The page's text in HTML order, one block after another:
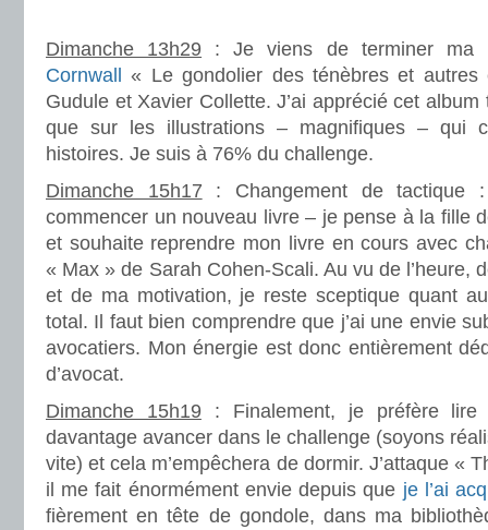
Dimanche 13h29 : Je viens de terminer ma
Cornwall
« Le gondolier des ténèbres et
Gudule et Xavier Collette. J’ai apprécié cet
que sur les illustrations – magnifiques – qui
histoires. Je suis à 76% du challenge.
Dimanche 15h17 : Changement de tactique
commencer un nouveau livre – je pense à la fille
et souhaite reprendre mon livre en cours avec
« Max » de Sarah Cohen-Scali. Au vu de l’heure,
et de ma motivation, je reste sceptique quant
total. Il faut bien comprendre que j’ai une envie
avocatiers. Mon énergie est donc entièrement
d’avocat.
Dimanche 15h19: Finalement, je préfère lire
davantage avancer dans le challenge (soyons
vite) et cela m’empêchera de dormir. J’attaque «
il me fait énormément envie depuis que je l’ai
fièrement en tête de gondole, dans ma